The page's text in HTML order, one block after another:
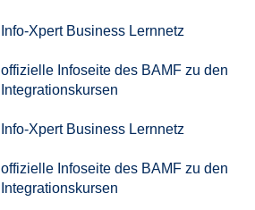
Info-Xpert Business Lernnetz
offizielle Infoseite des BAMF zu den
Integrationskursen
Info-Xpert Business Lernnetz
offizielle Infoseite des BAMF zu den
Integrationskursen